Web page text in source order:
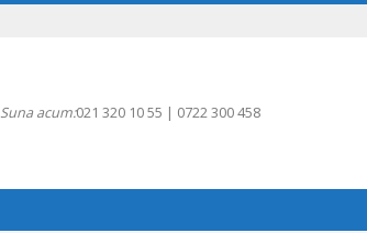
Suna acum:021 320 10 55 | 0722 300 458